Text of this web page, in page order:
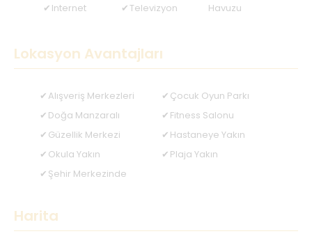
Internet Televizyon
Havuzu
Lokasyon Avantajları
Alışveriş Merkezleri
Çocuk Oyun Parkı
Doğa Manzaralı
Fitness Salonu
Güzellik Merkezi
Hastaneye Yakın
Okula Yakın
Plaja Yakın
Şehir Merkezinde
Harita